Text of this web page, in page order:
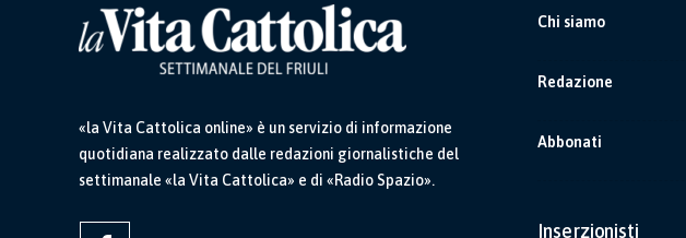
«la Vita Cattolica online» è un servizio di informazione
quotidiana realizzato dalle redazioni giornalistiche del
settimanale «la Vita Cattolica» e di «Radio Spazio».
Chi siamo
Redazione
Abbonati
Inserzionisti